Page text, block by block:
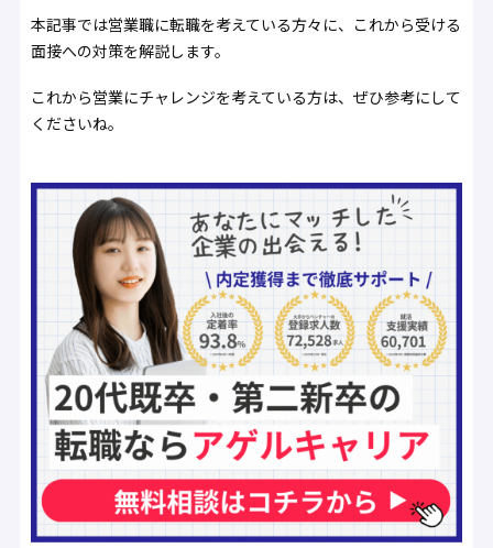
本記事では営業職に転職を考えている方々に、これから受ける
面接への対策を解説します。
これから営業にチャレンジを考えている方は、ぜひ参考にして
くださいね。